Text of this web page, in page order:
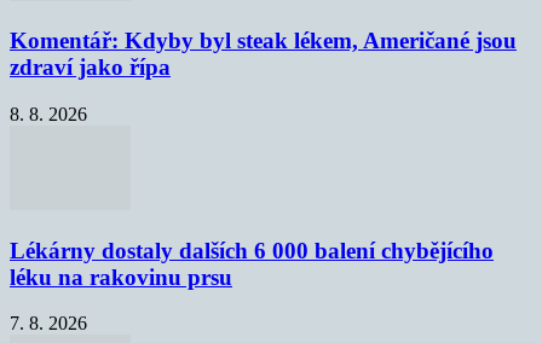
Komentář: Kdyby byl steak lékem, Američané jsou
zdraví jako řípa
8. 8. 2026
Lékárny dostaly dalších 6 000 balení chybějícího
léku na rakovinu prsu
7. 8. 2026